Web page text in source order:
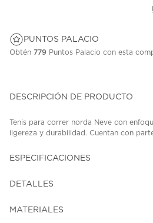
PUNTOS PALACIO
Obtén 779 Puntos Palacio con esta
DESCRIPCIÓN DE PRODUCTO
Tenis para correr norda Neve con
ligereza y durabilidad. Cuentan con
ESPECIFICACIONES
DETALLES
MATERIALES